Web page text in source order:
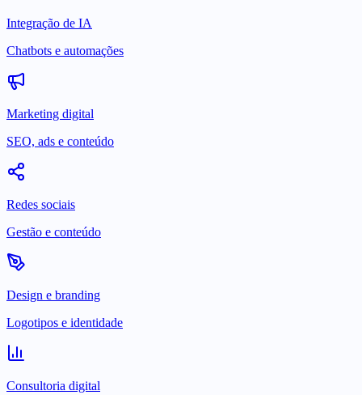
Integração de IA
Chatbots e automações
Marketing digital
SEO, ads e conteúdo
Redes sociais
Gestão e conteúdo
Design e branding
Logotipos e identidade
Consultoria digital